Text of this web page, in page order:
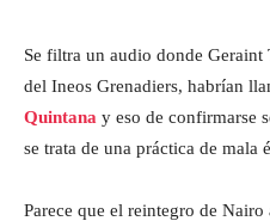
Se filtra un audio donde
del Ineos Grenadiers, habrían
Quintana y eso de confirmarse
se trata de una práctica de mala
Parece que el reintegro de